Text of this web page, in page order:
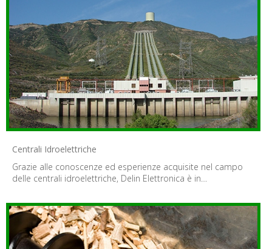
Centrali Idroelettriche
Grazie alle conoscenze ed esperienze acquisite nel campo
delle centrali idroelettriche, Delin Elettronica è in…